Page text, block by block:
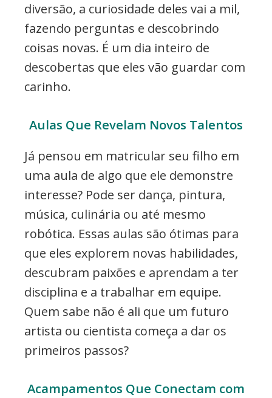
diversão, a curiosidade deles vai a mil,
fazendo perguntas e descobrindo
coisas novas. É um dia inteiro de
descobertas que eles vão guardar com
carinho.
Aulas Que Revelam Novos Talentos
Já pensou em matricular seu filho em
uma aula de algo que ele demonstre
interesse? Pode ser dança, pintura,
música, culinária ou até mesmo
robótica. Essas aulas são ótimas para
que eles explorem novas habilidades,
descubram paixões e aprendam a ter
disciplina e a trabalhar em equipe.
Quem sabe não é ali que um futuro
artista ou cientista começa a dar os
primeiros passos?
Acampamentos Que Conectam com